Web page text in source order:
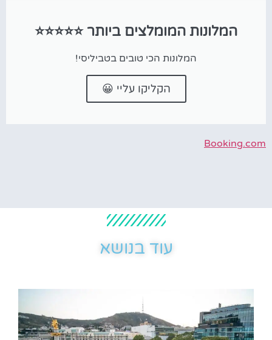
המלונות המומלצים ביותר ⭐⭐⭐⭐⭐
המלונות הכי טובים בטביליסי!
הקליקו עליי 😀
Booking.com
עוד בנושא